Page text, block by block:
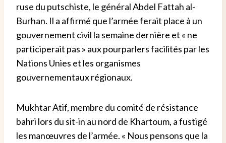
ruse du putschiste, le général Abdel Fattah al-
Burhan. Il a affirmé que l’armée ferait place à un
gouvernement civil la semaine dernière et « ne
participerait pas » aux pourparlers facilités par les
Nations Unies et les organismes
gouvernementaux régionaux.
Mukhtar Atif, membre du comité de résistance
bahri lors du sit-in au nord de Khartoum, a fustigé
les manœuvres de l’armée. « Nous pensons que la